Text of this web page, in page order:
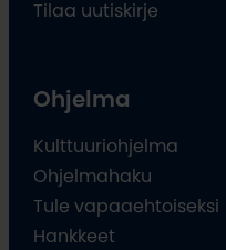
Tilaa uutiskirje
Ohjelma
Kulttuuriohjelma
Ohjelmahaku
Tule vapaaehtoiseksi
Hankkeet